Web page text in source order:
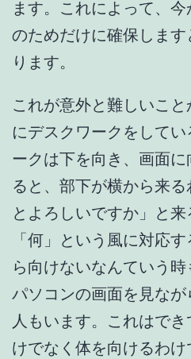
ます。これによって、
のためだけに確保しま
ります。
これが意外と難しいこ
にデスクワークをして
ークは下を向き、画面
ると、部下が横から来
とよろしいですか」と
「何」という風に対応
ら向けないなんていう
パソコンの画面を見な
人もいます。これはで
けでなく体を向けるわ